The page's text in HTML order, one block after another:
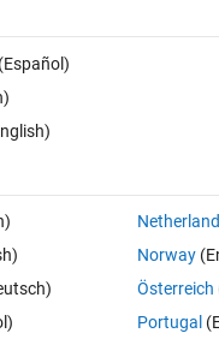
(Español)
Norway
Österreich
Portugal
The MathWorks, Inc.